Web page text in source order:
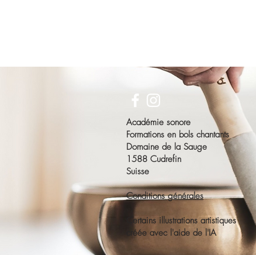
Académie sonore
Formations en bols chantants
Domaine de la Sauge
1588 Cudrefin
Suisse
Conditions générales
Certains illustrations artistiques
créée avec l'aide de l'IA